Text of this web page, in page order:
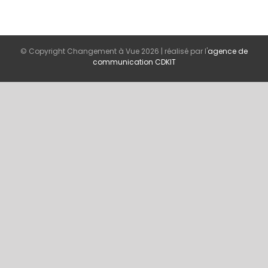
© Copyright Changement à Vue 2026 | réalisé par l'agence de
communication CDKIT